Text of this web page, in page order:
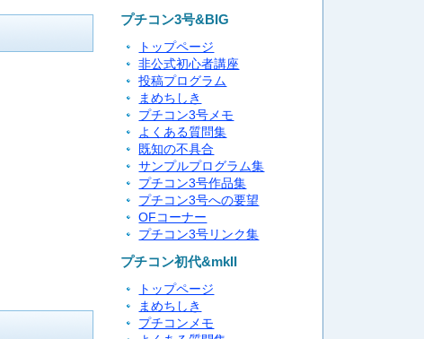
プチコン3号&BIG
トップページ
非公式初心者講座
投稿プログラム
まめちしき
プチコン3号メモ
よくある質問集
既知の不具合
サンプルプログラム集
プチコン3号作品集
プチコン3号への要望
OFコーナー
プチコン3号リンク集
プチコン初代&mkII
トップページ
まめちしき
プチコンメモ